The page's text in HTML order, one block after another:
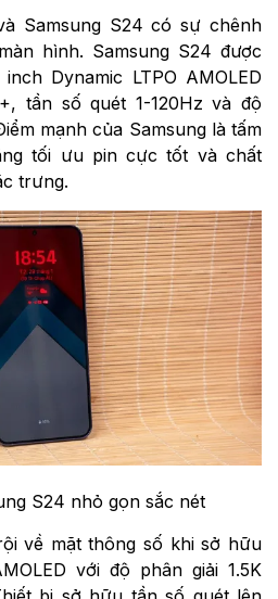
Samsung S24 có sự chênh
hình. Samsung S24 được
Dynamic LTPO AMOLED
tần số quét 1-120Hz và độ
mạnh của Samsung là tấm
tối ưu pin cực tốt và chất
trưng.
S24 nhỏ gọn sắc nét
về mặt thông số khi sở hữu
với độ phân giải 1.5K